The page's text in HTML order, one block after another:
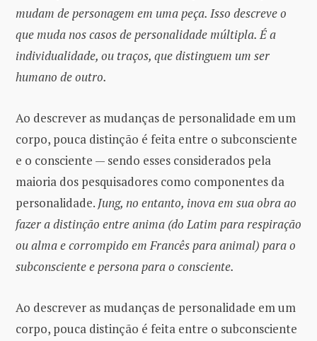
mudam de personagem em uma peça. Isso descreve o
que muda nos casos de personalidade múltipla. É a
individualidade, ou traços, que distinguem um ser
humano de outro.
Ao descrever as mudanças de personalidade em um
corpo, pouca distinção é feita entre o subconsciente
e o consciente — sendo esses considerados pela
maioria dos pesquisadores como componentes da
personalidade. Jung, no entanto, inova em sua obra ao
fazer a distinção entre anima (do Latim para respiração
ou alma e corrompido em Francês para animal) para o
subconsciente e persona para o consciente.
Ao descrever as mudanças de personalidade em um
corpo, pouca distinção é feita entre o subconsciente